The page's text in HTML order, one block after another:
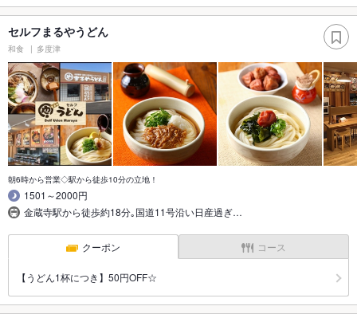
セルフまるやうどん
和食 多度津
朝6時から営業◇駅から徒歩10分の立地！
1501～2000円
金蔵寺駅から徒歩約18分｡国道11号沿い日産過ぎ…
クーポン コース
【うどん1杯につき】50円OFF☆